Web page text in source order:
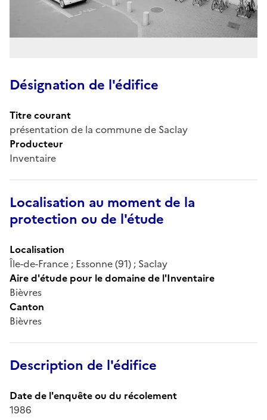
Désignation de l'édifice
Titre courant
présentation de la commune de Saclay
Producteur
Inventaire
Localisation au moment de la
protection ou de l'étude
Localisation
Île-de-France ; Essonne (91) ; Saclay
Aire d'étude pour le domaine de l'Inventaire
Bièvres
Canton
Bièvres
Description de l'édifice
Date de l'enquête ou du récolement
1986